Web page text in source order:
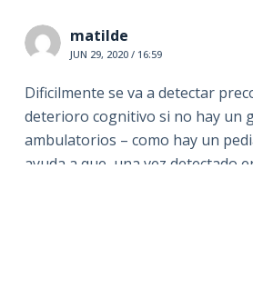
matilde
JUN 29, 2020 / 16:59
Dificilmente se va a detectar
deterioro cognitivo si no hay un
ambulatorios – como hay un
ayuda a que, una vez detectado